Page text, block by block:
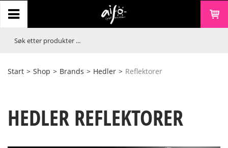
Start > Shop > Brands > Hedler > Reflektorer
HEDLER REFLEKTORER